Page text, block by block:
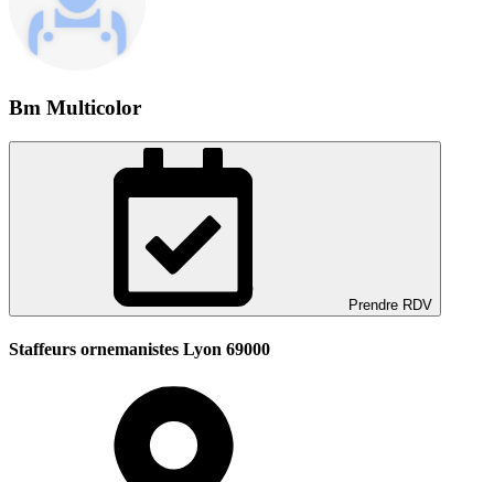
Bm Multicolor
Prendre RDV
Staffeurs ornemanistes Lyon 69000